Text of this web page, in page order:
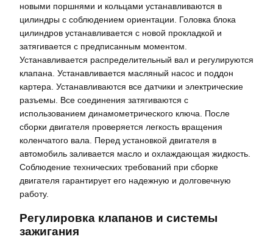
новыми поршнями и кольцами устанавливаются в
цилиндры с соблюдением ориентации. Головка блока
цилиндров устанавливается с новой прокладкой и
затягивается с предписанным моментом.
Устанавливается распределительный вал и регулируются
клапана. Устанавливается масляный насос и поддон
картера. Устанавливаются все датчики и электрические
разъемы. Все соединения затягиваются с
использованием динамометрического ключа. После
сборки двигателя проверяется легкость вращения
коленчатого вала. Перед установкой двигателя в
автомобиль заливается масло и охлаждающая жидкость.
Соблюдение технических требований при сборке
двигателя гарантирует его надежную и долговечную
работу.
Регулировка клапанов и системы
зажигания